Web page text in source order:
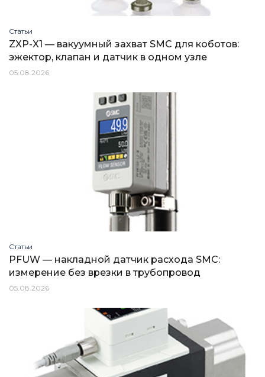
Статьи
ZXP-X1 — вакуумный захват SMC для коботов:
эжектор, клапан и датчик в одном узле
05.08.2026
Статьи
PFUW — накладной датчик расхода SMC:
измерение без врезки в трубопровод
05.08.2026